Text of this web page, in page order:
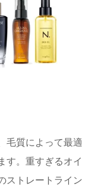
毛質によって最適
す。重すぎるオイ
ストレートライン